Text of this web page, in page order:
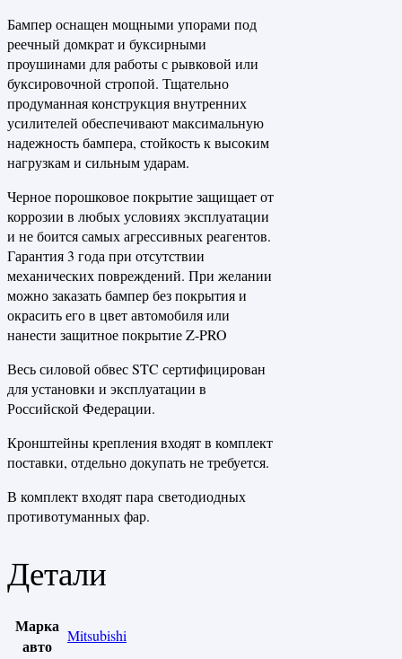
Бампер оснащен мощными упорами под
реечный домкрат и буксирными
проушинами для работы с рывковой или
буксировочной стропой. Тщательно
продуманная конструкция внутренних
усилителей обеспечивают максимальную
надежность бампера, стойкость к высоким
нагрузкам и сильным ударам.
Черное порошковое покрытие защищает от
коррозии в любых условиях эксплуатации
и не боится самых агрессивных реагентов.
Гарантия 3 года при отсутствии
механических повреждений. При желании
можно заказать бампер без покрытия и
окрасить его в цвет автомобиля или
нанести защитное покрытие Z-PRO
Весь силовой обвес STC сертифицирован
для установки и эксплуатации в
Российской Федерации.
Кронштейны крепления входят в комплект
поставки, отдельно докупать не требуется.
В комплект входят пара светодиодных
противотуманных фар.
Детали
Марка
авто
Mitsubishi